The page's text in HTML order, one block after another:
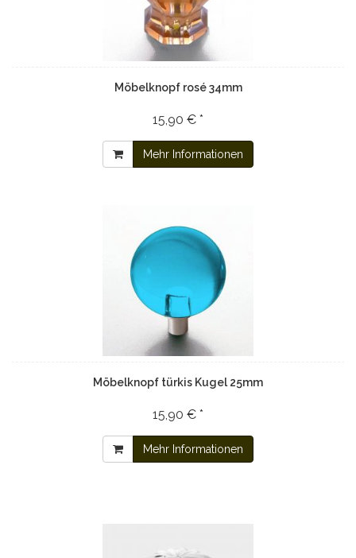
Möbelknopf rosé 34mm
15,90 € *
Mehr Informationen
Möbelknopf türkis Kugel 25mm
15,90 € *
Mehr Informationen